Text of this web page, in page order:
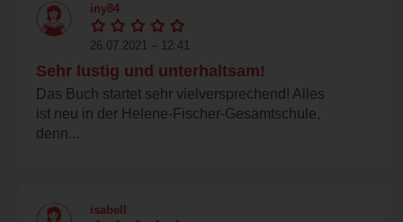
iny84
26.07.2021 – 12:41
Sehr lustig und unterhaltsam!
Das Buch startet sehr vielversprechend! Alles
ist neu in der Helene-Fischer-Gesamtschule,
denn...
isabell